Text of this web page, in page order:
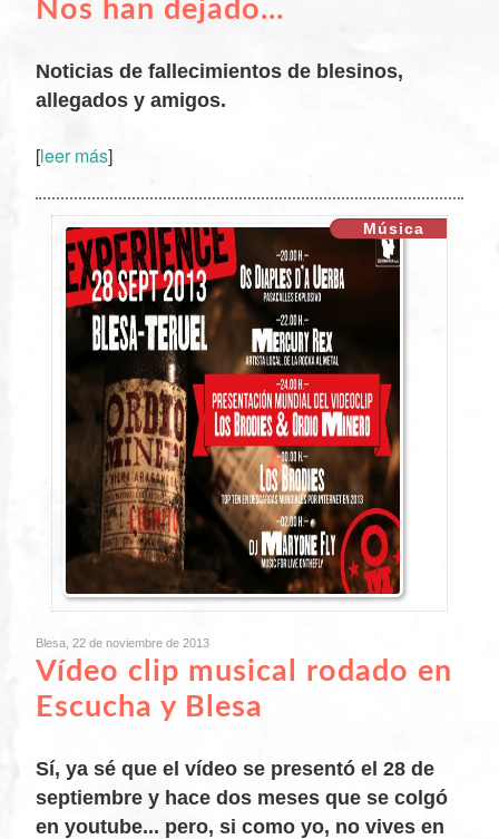
XX
Nos han dejado...
Noticias de fallecimientos de blesinos,
allegados y amigos.
[leer más]
Música
Blesa, 22 de noviembre de 2013
Vídeo clip musical rodado en
Escucha y Blesa
Sí, ya sé que el vídeo se presentó el 28 de
septiembre y hace dos meses que se colgó
en youtube... pero, si como yo, no vives en